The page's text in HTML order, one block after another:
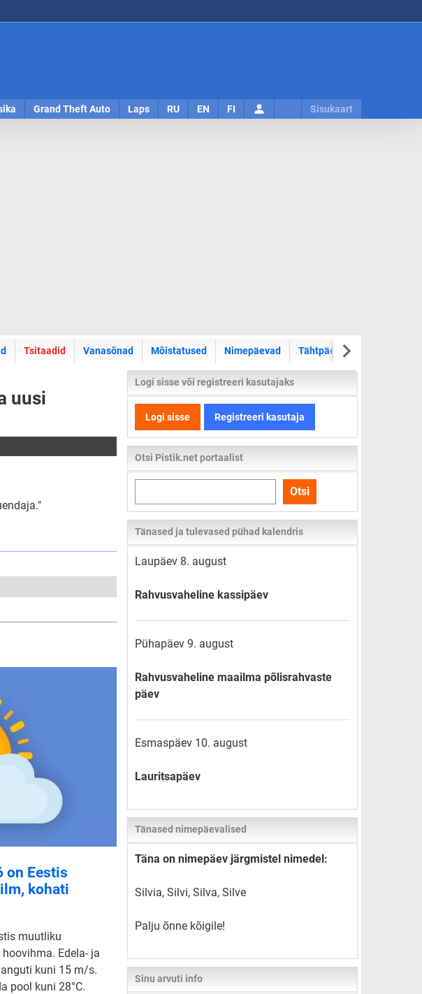
Grand Theft Auto Laps RU EN FI Sisukaart
Tsitaadid Vanasõnad Mõistatused Nimepäevad Tähtpäevad
uusi
on Eestis
kohati
muutliku
Edela- ja
kuni 15 m/s.
pool kuni 28°C.
Logi sisse või registreeri kasutajaks
Logi sisse Registreeri kasutaja
Otsi Pistik.net portaalist
kogu
lehelt
Otsi
Tänased ja tulevased pühad kalendris
Laupäev 8. august
Rahvusvaheline kassipäev
Pühapäev 9. august
Rahvusvaheline maailma põlisrahvaste
päev
Esmaspäev 10. august
Lauritsapäev
Tänased nimepäevalised
Täna on nimepäev järgmistel nimedel:
Silvia, Silvi, Silva, Silve
Palju õnne kõigile!
Sinu arvuti info